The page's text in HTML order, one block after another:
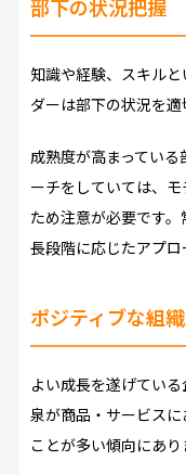
部下の状況把握
知識や経験、スキル
ダーは部下の状況を適
成熟度が高まってい
ーチをしていては、
ため注意が必要です
長段階に応じたアプロ
ポジティブな組
よい成長を遂げてい
泉が商品・サービス
ことが多い傾向にあり